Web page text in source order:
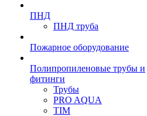
ПНД
ПНД труба
Пожарное оборудование
Полипропиленовые трубы и
фитинги
Трубы
PRO AQUA
TIM